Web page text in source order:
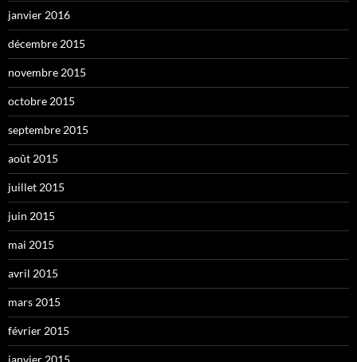
janvier 2016
décembre 2015
novembre 2015
octobre 2015
septembre 2015
août 2015
juillet 2015
juin 2015
mai 2015
avril 2015
mars 2015
février 2015
janvier 2015